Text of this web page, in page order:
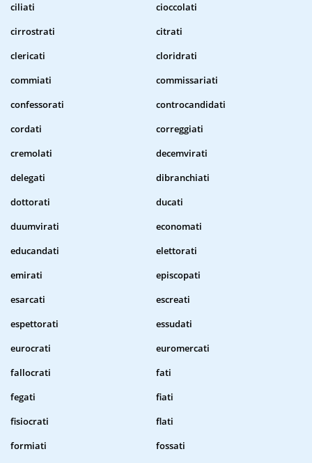
ciliati
cioccolati
cirrostrati
citrati
clericati
cloridrati
commiati
commissariati
confessorati
controcandidati
cordati
correggiati
cremolati
decemvirati
delegati
dibranchiati
dottorati
ducati
duumvirati
economati
educandati
elettorati
emirati
episcopati
esarcati
escreati
espettorati
essudati
eurocrati
euromercati
fallocrati
fati
fegati
fiati
fisiocrati
flati
formiati
fossati